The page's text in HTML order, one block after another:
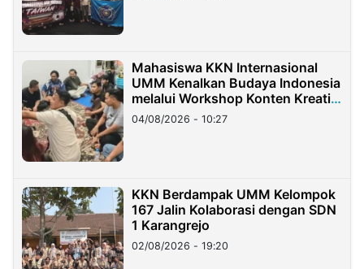
Mahasiswa KKN Internasional
UMM Kenalkan Budaya Indonesia
melalui Workshop Konten Kreatif
di Taiwan
04/08/2026 - 10:27
KKN Berdampak UMM Kelompok
167 Jalin Kolaborasi dengan SDN
1 Karangrejo
02/08/2026 - 19:20